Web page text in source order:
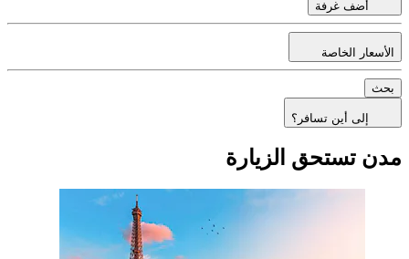
أضف غرفة
الأسعار الخاصة
بحث
مدن تستحق الزيارة